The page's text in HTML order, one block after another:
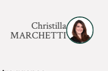
Christilla
MARCHETTI